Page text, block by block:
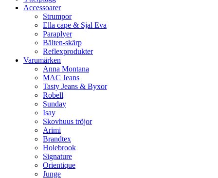
Accessoarer
Strumpor
Ella cape & Sjal Eva
Paraplyer
Bälten-skärp
Reflexprodukter
Varumärken
Anna Montana
MAC Jeans
Tasty Jeans & Byxor
Robell
Sunday
Isay
Skovhuus tröjor
Arimi
Brandtex
Holebrook
Signature
Orientique
Junge